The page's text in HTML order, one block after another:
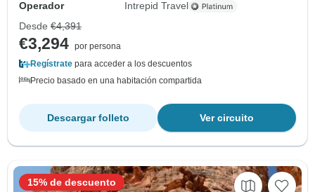
Operador
Intrepid Travel
Desde €4,391
€3,294 por persona
Regístrate para acceder a los descuentos
Precio basado en una habitación compartida
Ver circuito
Descargar folleto
15% de descuento